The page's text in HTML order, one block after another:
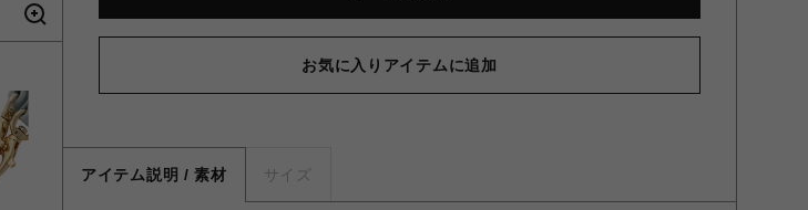
お気に入りアイテムに追加
アイテム説明 / 素材 サイズ